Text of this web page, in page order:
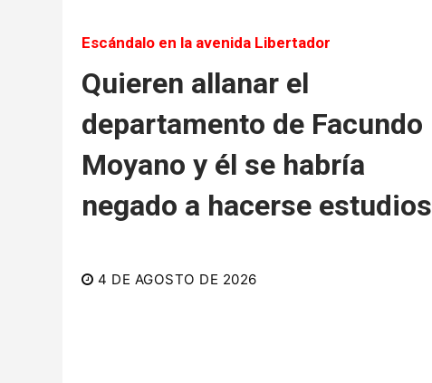
Escándalo en la avenida Libertador
Quieren allanar el
departamento de Facundo
Moyano y él se habría
negado a hacerse estudios
4 DE AGOSTO DE 2026